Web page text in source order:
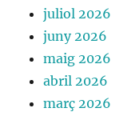
juliol 2026
juny 2026
maig 2026
abril 2026
març 2026